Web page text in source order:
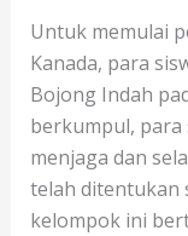
Untuk memulai
Kanada, para
Bojong Indah
berkumpul,
menjaga dan
telah ditentukan
kelompok ini